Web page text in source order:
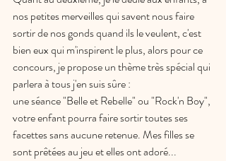
nos petites merveilles qui savent nous faire
sortir de nos gonds quand ils le veulent, c'est
bien eux qui m'inspirent le plus, alors pour ce
concours, je propose un thème très spécial qui
parlera à tous j'en suis sûre :
une séance "Belle et Rebelle" ou "Rock'n Boy",
votre enfant pourra faire sortir toutes ses
facettes sans aucune retenue. Mes filles se
sont prêtées au jeu et elles ont adoré...